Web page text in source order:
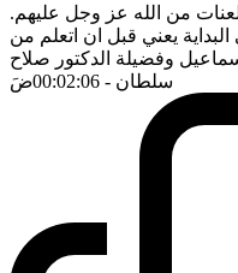
من الله عز وجل عليهم.
يعني قبل ان اتعلم من
وفضيلة الدكتور صلاح
سلطان - 00:02:06 ضَ